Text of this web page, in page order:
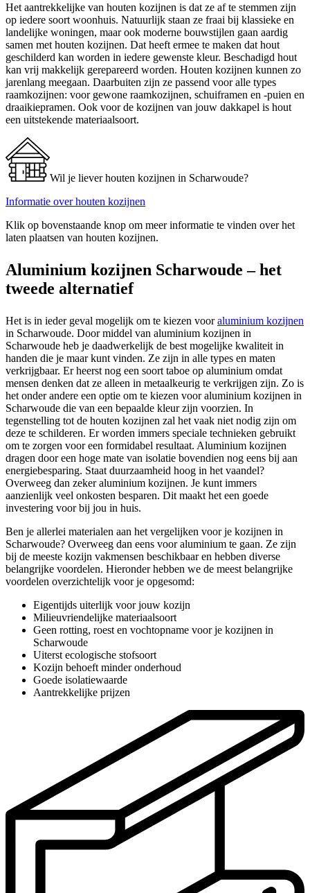
Het aantrekkelijke van houten kozijnen is dat ze af te stemmen zijn
op iedere soort woonhuis. Natuurlijk staan ze fraai bij klassieke en
landelijke woningen, maar ook moderne bouwstijlen gaan aardig
samen met houten kozijnen. Dat heeft ermee te maken dat hout
geschilderd kan worden in iedere gewenste kleur. Beschadigd hout
kan vrij makkelijk gerepareerd worden. Houten kozijnen kunnen zo
jarenlang meegaan. Daarbuiten zijn ze passend voor alle types
raamkozijnen: voor gewone raamkozijnen, schuiframen en -puien en
draaikiepramen. Ook voor de kozijnen van jouw dakkapel is hout
een uitstekende materiaalsoort.
Wil je liever houten kozijnen in Scharwoude?
Informatie over houten kozijnen
Klik op bovenstaande knop om meer informatie te vinden over het
laten plaatsen van houten kozijnen.
Aluminium kozijnen Scharwoude – het
tweede alternatief
Het is in ieder geval mogelijk om te kiezen vooraluminium kozijnen
in Scharwoude. Door middel van aluminium kozijnen in
Scharwoude heb je daadwerkelijk de best mogelijke kwaliteit in
handen die je maar kunt vinden. Ze zijn in alle types en maten
verkrijgbaar. Er heerst nog een soort taboe op aluminium omdat
mensen denken dat ze alleen in metaalkeurig te verkrijgen zijn. Zo is
het onder andere een optie om te kiezen voor aluminium kozijnen in
Scharwoude die van een bepaalde kleur zijn voorzien. In
tegenstelling tot de houten kozijnen zal het vaak niet nodig zijn om
deze te schilderen. Er worden immers speciale technieken gebruikt
om te zorgen voor een formidabel resultaat. Aluminium kozijnen
dragen door een hoge mate van isolatie bovendien nog eens bij aan
energiebesparing. Staat duurzaamheid hoog in het vaandel?
Overweeg dan zeker aluminium kozijnen. Je kunt immers
aanzienlijk veel onkosten besparen. Dit maakt het een goede
investering voor bij jou in huis.
Ben je allerlei materialen aan het vergelijken voor je kozijnen in
Scharwoude? Overweeg dan eens voor aluminium te gaan. Ze zijn
bij de meeste kozijn vakmensen beschikbaar en hebben diverse
belangrijke voordelen. Hieronder hebben we de meest belangrijke
voordelen overzichtelijk voor je opgesomd:
Eigentijds uiterlijk voor jouw kozijn
Milieuvriendelijke materiaalsoort
Geen rotting, roest en vochtopname voor je kozijnen in
Scharwoude
Uiterst ecologische stofsoort
Kozijn behoeft minder onderhoud
Goede isolatiewaarde
Aantrekkelijke prijzen